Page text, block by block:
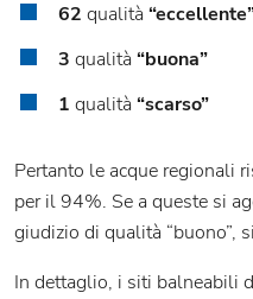
62 qualità
3 qualità “buona”
1 qualità “scarso”
Pertanto le acque regionali
per il 94%. Se a queste si
giudizio di qualità “buono”,
In dettaglio, i siti balneabili